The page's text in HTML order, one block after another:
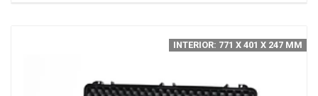
INTERIOR: 771 X 401 X 247 MM